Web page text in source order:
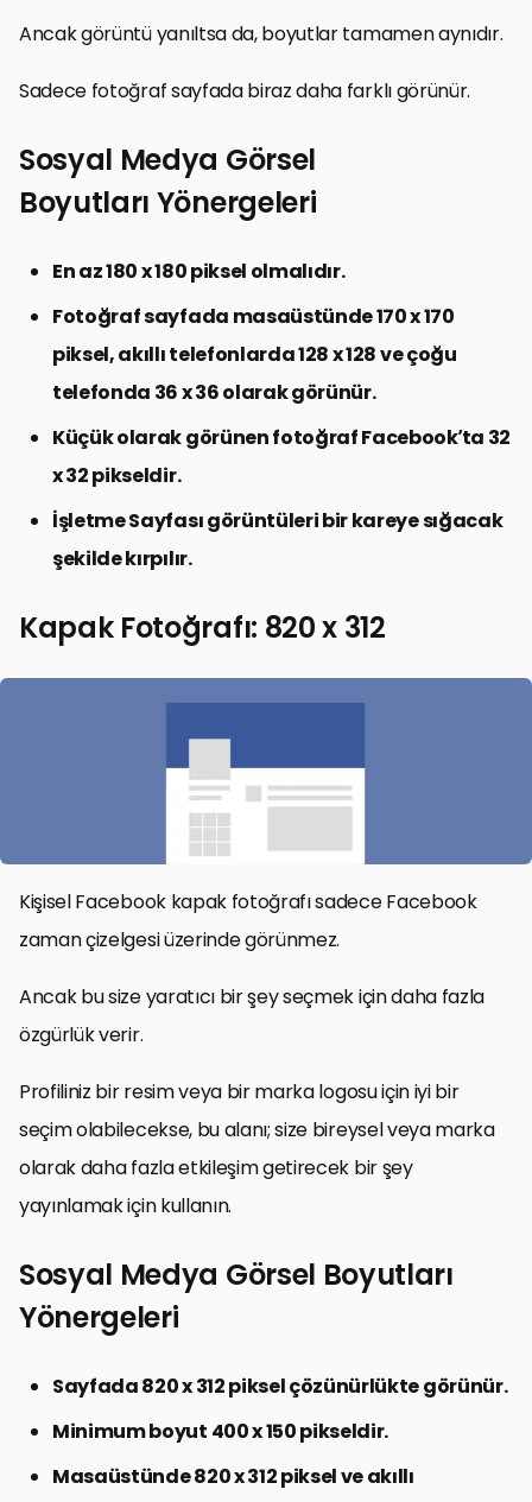
Ancak görüntü yanıltsa da, boyutlar tamamen aynıdır.
Sadece fotoğraf sayfada biraz daha farklı görünür.
Sosyal Medya Görsel
Boyutları Yönergeleri
En az 180 x 180 piksel olmalıdır.
Fotoğraf sayfada masaüstünde 170 x 170
piksel, akıllı telefonlarda 128 x 128 ve çoğu
telefonda 36 x 36 olarak görünür.
Küçük olarak görünen fotoğraf Facebook’ta 32
x 32 pikseldir.
İşletme Sayfası görüntüleri bir kareye sığacak
şekilde kırpılır.
Kapak Fotoğrafı: 820 x 312
Kişisel Facebook kapak fotoğrafı sadece Facebook
zaman çizelgesi üzerinde görünmez.
Ancak bu size yaratıcı bir şey seçmek için daha fazla
özgürlük verir.
Profiliniz bir resim veya bir marka logosu için iyi bir
seçim olabilecekse, bu alanı; size bireysel veya marka
olarak daha fazla etkileşim getirecek bir şey
yayınlamak için kullanın.
Sosyal Medya Görsel Boyutları
Yönergeleri
Sayfada 820 x 312 piksel çözünürlükte görünür.
Minimum boyut 400 x 150 pikseldir.
Masaüstünde 820 x 312 piksel ve akıllı